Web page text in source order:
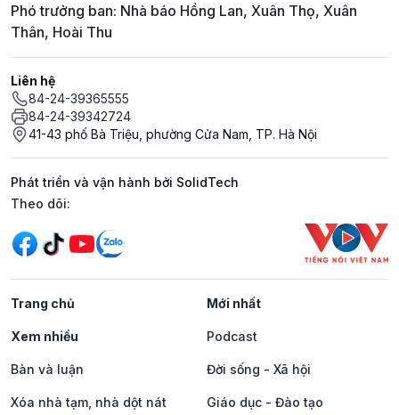
Phó trưởng ban: Nhà báo Hồng Lan, Xuân Thọ, Xuân
Thân, Hoài Thu
Liên hệ
84-24-39365555
84-24-39342724
41-43 phố Bà Triệu, phường Cửa Nam, TP. Hà Nội
Phát triển và vận hành bởi SolidTech
Mạng xã hội
Theo dõi:
Trang chủ Mới nhất
Xem nhiều Podcast
Bàn và luận Đời sống - Xã hội
Xóa nhà tạm, nhà dột nát Giáo dục - Đào tạo